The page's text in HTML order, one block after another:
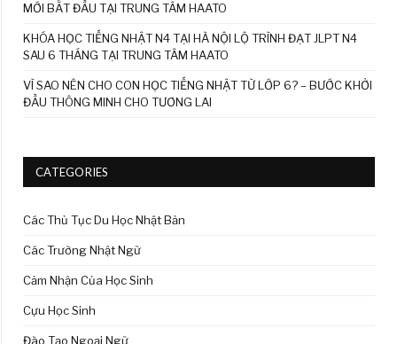
MỚI BẮT ĐẦU TẠI TRUNG TÂM HAATO
KHÓA HỌC TIẾNG NHẬT N4 TẠI HÀ NỘI LỘ TRÌNH ĐẠT JLPT N4
SAU 6 THÁNG TẠI TRUNG TÂM HAATO
VÌ SAO NÊN CHO CON HỌC TIẾNG NHẬT TỪ LỚP 6? – BƯỚC KHỞI
ĐẦU THÔNG MINH CHO TƯƠNG LAI
CATEGORIES
Các Thủ Tục Du Học Nhật Bản
Các Trường Nhật Ngữ
Cảm Nhận Của Học Sinh
Cựu Học Sinh
Đào Tạo Ngoại Ngữ